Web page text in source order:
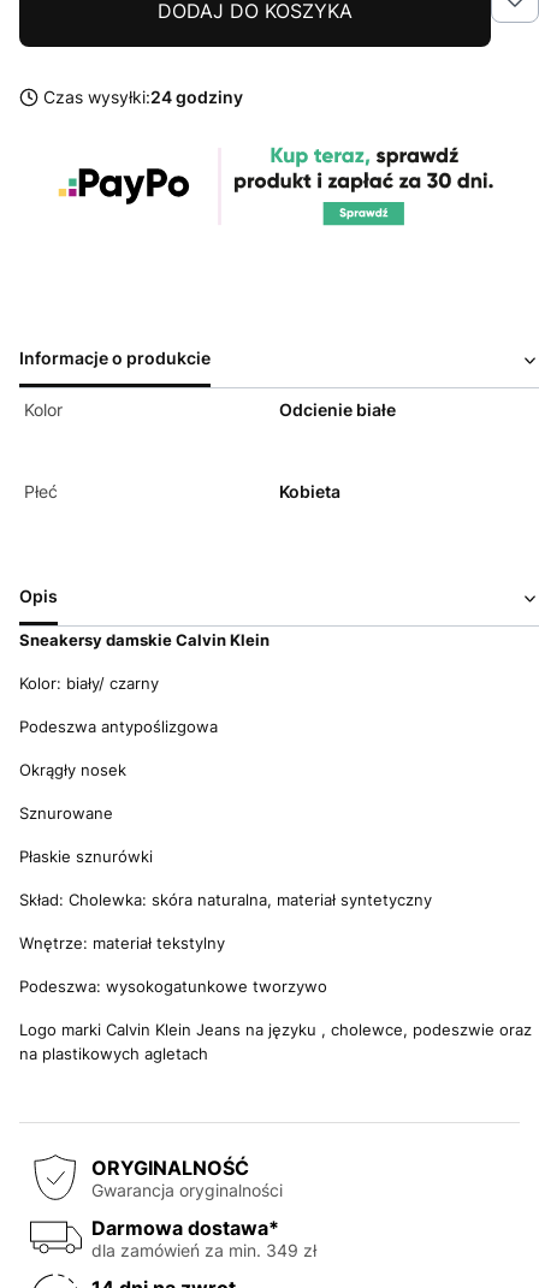
DODAJ DO KOSZYKA
Czas wysyłki:24 godziny
Informacje o produkcie
Kolor Odcienie białe
Płeć Kobieta
Opis
Sneakersy damskie Calvin Klein
Kolor: biały/ czarny
Podeszwa antypoślizgowa
Okrągły nosek
Sznurowane
Płaskie sznurówki
Skład: Cholewka: skóra naturalna, materiał syntetyczny
Wnętrze: materiał tekstylny
Podeszwa: wysokogatunkowe tworzywo
Logo marki Calvin Klein Jeans na języku , cholewce, podeszwie oraz
na plastikowych agletach
ORYGINALNOŚĆ
Gwarancja oryginalności
Darmowa dostawa*
dla zamówień za min. 349 zł